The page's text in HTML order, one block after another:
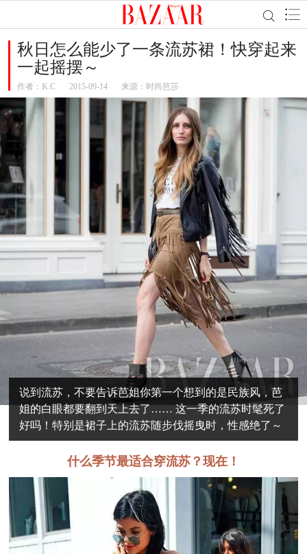
秋日怎么能少了一条流苏裙！快穿起来
一起摇摆～
作者： K.C 2015-09-14 来源：时尚芭莎
说到流苏，不要告诉芭姐你第一个想到的是民族风，芭
姐的白眼都要翻到天上去了…… 这一季的流苏时髦死了
好吗！特别是裙子上的流苏随步伐摇曳时，性感绝了～
什么季节最适合穿流苏？现在！